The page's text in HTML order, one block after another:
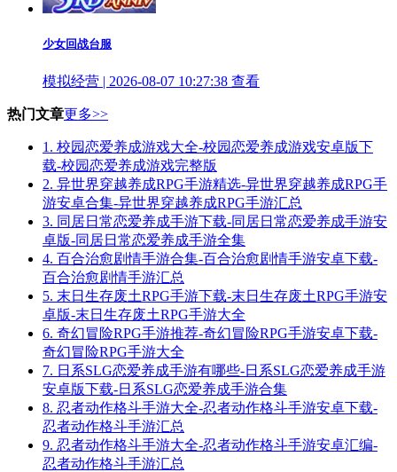
少女回战台服
模拟经营 | 2026-08-07 10:27:38 查看
热门文章更多>>
1. 校园恋爱养成游戏大全-校园恋爱养成游戏安卓版下
载-校园恋爱养成游戏完整版
2. 异世界穿越养成RPG手游精选-异世界穿越养成RPG手
游安卓合集-异世界穿越养成RPG手游汇总
3. 同居日常恋爱养成手游下载-同居日常恋爱养成手游安
卓版-同居日常恋爱养成手游全集
4. 百合治愈剧情手游合集-百合治愈剧情手游安卓下载-
百合治愈剧情手游汇总
5. 末日生存废土RPG手游下载-末日生存废土RPG手游安
卓版-末日生存废土RPG手游大全
6. 奇幻冒险RPG手游推荐-奇幻冒险RPG手游安卓下载-
奇幻冒险RPG手游大全
7. 日系SLG恋爱养成手游有哪些-日系SLG恋爱养成手游
安卓版下载-日系SLG恋爱养成手游合集
8. 忍者动作格斗手游大全-忍者动作格斗手游安卓下载-
忍者动作格斗手游汇总
9. 忍者动作格斗手游大全-忍者动作格斗手游安卓汇编-
忍者动作格斗手游汇总